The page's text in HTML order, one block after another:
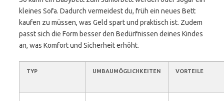
kleines Sofa. Dadurch vermeidest du, früh ein neues Bett
kaufen zu müssen, was Geld spart und praktisch ist. Zudem
passt sich die Form besser den Bedürfnissen deines Kindes
an, was Komfort und Sicherheit erhöht.
TYP UMBAUMÖGLICHKEITEN VORTEILE